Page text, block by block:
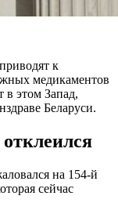
к
медикаментов
в этом Запад,
Беларуси.
на 154-й
сейчас